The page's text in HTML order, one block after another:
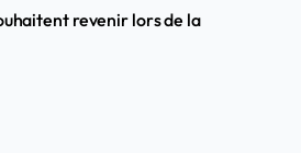
revenir lors de la